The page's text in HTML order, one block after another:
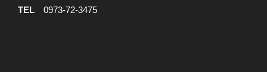
TEL 0973-72-3475